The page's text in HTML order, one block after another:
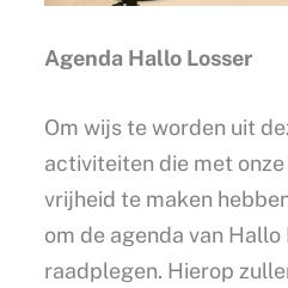
Agenda Hallo Losser
Om wijs te worden uit
activiteiten die met
vrijheid te maken
om de agenda van Hallo
raadplegen. Hierop